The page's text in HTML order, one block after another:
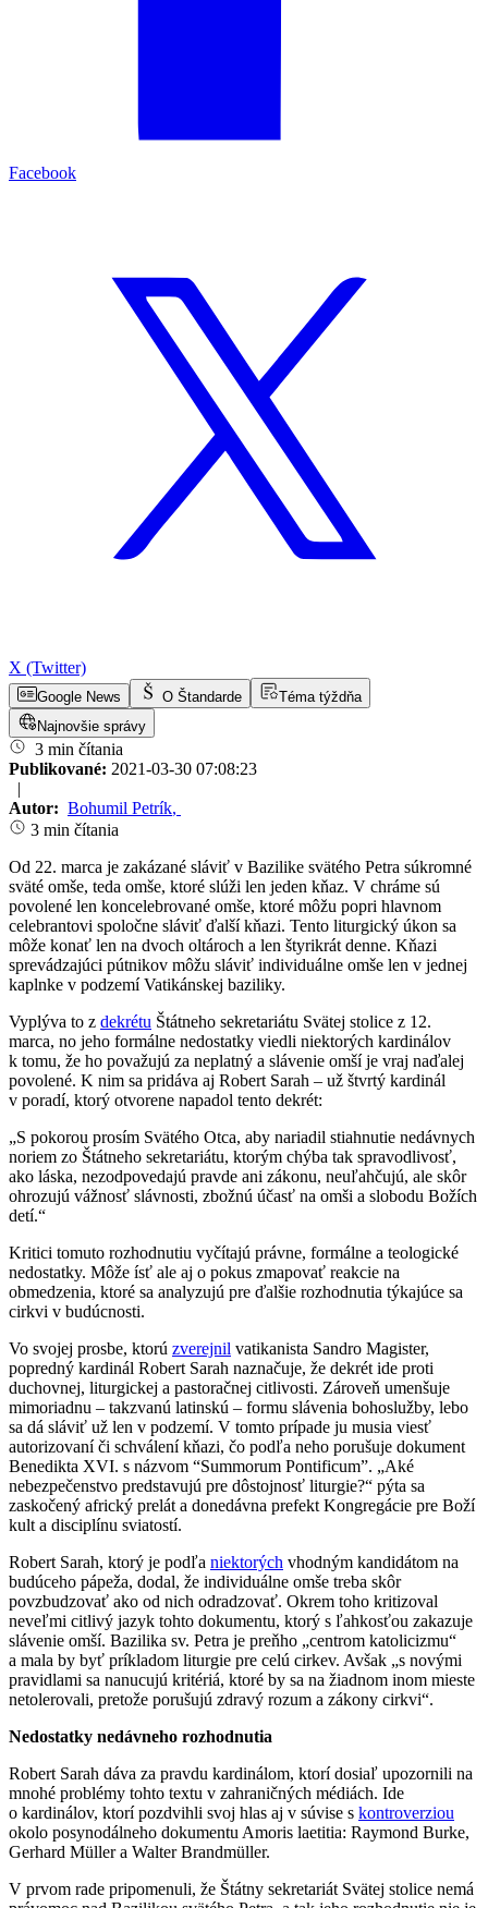
Facebook
X (Twitter)
Google News O Štandarde
Téma týždňa
Najnovšie správy
3 min čítania
Publikované: 2021-03-30 07:08:23
|
Autor: Bohumil Petrík,
3 min čítania
Od 22. marca je zakázané sláviť v Bazilike svätého Petra súkromné
sväté omše, teda omše, ktoré slúži len jeden kňaz. V chráme sú
povolené len koncelebrované omše, ktoré môžu popri hlavnom
celebrantovi spoločne sláviť ďalší kňazi. Tento liturgický úkon sa
môže konať len na dvoch oltároch a len štyrikrát denne. Kňazi
sprevádzajúci pútnikov môžu sláviť individuálne omše len v jednej
kaplnke v podzemí Vatikánskej baziliky.
Vyplýva to z dekrétu Štátneho sekretariátu Svätej stolice z 12.
marca, no jeho formálne nedostatky viedli niektorých kardinálov
k tomu, že ho považujú za neplatný a slávenie omší je vraj naďalej
povolené. K nim sa pridáva aj Robert Sarah – už štvrtý kardinál
v poradí, ktorý otvorene napadol tento dekrét:
„S pokorou prosím Svätého Otca, aby nariadil stiahnutie nedávnych
noriem zo Štátneho sekretariátu, ktorým chýba tak spravodlivosť,
ako láska, nezodpovedajú pravde ani zákonu, neuľahčujú, ale skôr
ohrozujú vážnosť slávnosti, zbožnú účasť na omši a slobodu Božích
detí.“
Kritici tomuto rozhodnutiu vyčítajú právne, formálne a teologické
nedostatky. Môže ísť ale aj o pokus zmapovať reakcie na
obmedzenia, ktoré sa analyzujú pre ďalšie rozhodnutia týkajúce sa
cirkvi v budúcnosti.
Vo svojej prosbe, ktorú zverejnil vatikanista Sandro Magister,
popredný kardinál Robert Sarah naznačuje, že dekrét ide proti
duchovnej, liturgickej a pastoračnej citlivosti. Zároveň umenšuje
mimoriadnu – takzvanú latinskú – formu slávenia bohoslužby, lebo
sa dá sláviť už len v podzemí. V tomto prípade ju musia viesť
autorizovaní či schválení kňazi, čo podľa neho porušuje dokument
Benedikta XVI. s názvom “Summorum Pontificum”. „Aké
nebezpečenstvo predstavujú pre dôstojnosť liturgie?“ pýta sa
zaskočený africký prelát a donedávna prefekt Kongregácie pre Boží
kult a disciplínu sviatostí.
Robert Sarah, ktorý je podľa niektorých vhodným kandidátom na
budúceho pápeža, dodal, že individuálne omše treba skôr
povzbudzovať ako od nich odradzovať. Okrem toho kritizoval
neveľmi citlivý jazyk tohto dokumentu, ktorý s ľahkosťou zakazuje
slávenie omší. Bazilika sv. Petra je preňho „centrom katolicizmu“
a mala by byť príkladom liturgie pre celú cirkev. Avšak „s novými
pravidlami sa nanucujú kritériá, ktoré by sa na žiadnom inom mieste
netolerovali, pretože porušujú zdravý rozum a zákony cirkvi“.
Nedostatky nedávneho rozhodnutia
Robert Sarah dáva za pravdu kardinálom, ktorí dosiaľ upozornili na
mnohé problémy tohto textu v zahraničných médiách. Ide
o kardinálov, ktorí pozdvihli svoj hlas aj v súvise s kontroverziou
okolo posynodálneho dokumentu Amoris laetitia: Raymond Burke,
Gerhard Müller a Walter Brandmüller.
V prvom rade pripomenuli, že Štátny sekretariát Svätej stolice nemá